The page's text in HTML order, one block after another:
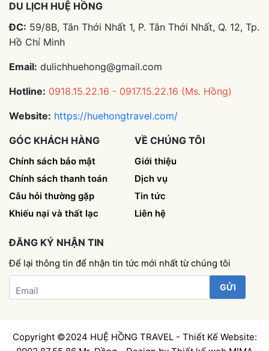
DU LỊCH HUỆ HỒNG
ĐC: 59/8B, Tân Thới Nhất 1, P. Tân Thới Nhất, Q. 12, Tp.
Hồ Chí Minh
Email: dulichhuehong@gmail.com
Hotline: 0918.15.22.16 - 0917.15.22.16 (Ms. Hồng)
Website: https://huehongtravel.com/
GÓC KHÁCH HÀNG
Chính sách bảo mật
Chính sách thanh toán
Câu hỏi thường gặp
Khiếu nại và thất lạc
VỀ CHÚNG TÔI
Giới thiệu
Dịch vụ
Tin tức
Liên hệ
ĐĂNG KÝ NHẬN TIN
Để lại thông tin để nhận tin tức mới nhất từ chúng tôi
Email
Copyright ©2024 HUỆ HỒNG TRAVEL - Thiết Kế Website: